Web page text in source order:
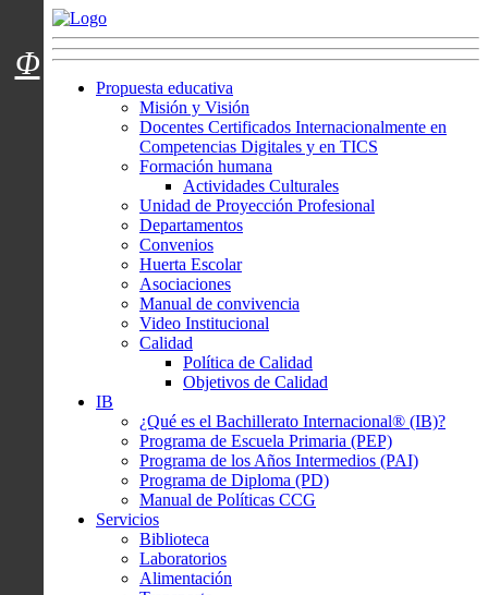
Menú usuarios
Propuesta educativa
Misión y Visión
Docentes Certificados Internacionalmente en
Competencias Digitales y en TICS
Formación humana
Actividades Culturales
Unidad de Proyección Profesional
Departamentos
Convenios
Huerta Escolar
Asociaciones
Manual de convivencia
Video Institucional
Calidad
Política de Calidad
Objetivos de Calidad
IB
¿Qué es el Bachillerato Internacional® (IB)?
Programa de Escuela Primaria (PEP)
Programa de los Años Intermedios (PAI)
Programa de Diploma (PD)
Manual de Políticas CCG
Servicios
Biblioteca
Laboratorios
Alimentación
Φ